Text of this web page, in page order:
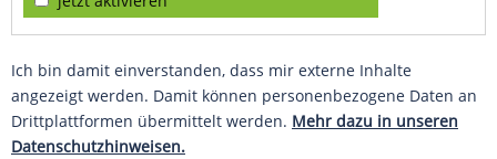
Ich bin damit einverstanden, dass mir externe Inhalte
angezeigt werden. Damit können personenbezogene Daten an
Drittplattformen übermittelt werden. Mehr dazu in unseren
Datenschutzhinweisen.